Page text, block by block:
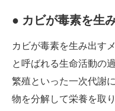
● カビが毒素を生
カビが毒素を生み出す
と呼ばれる生命活動の
繁殖といった一次代謝
物を分解して栄養を取